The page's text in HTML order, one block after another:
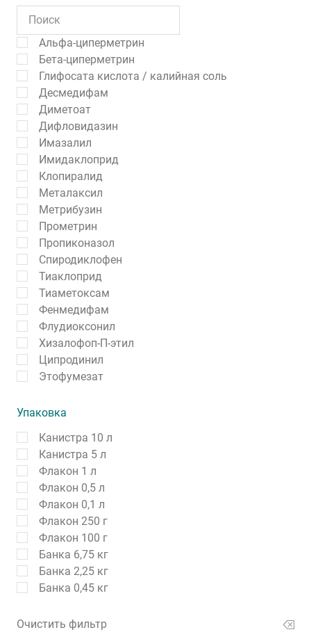
Альфа-циперметрин
Бета-циперметрин
Глифосата кислота / калийная соль
Десмедифам
Диметоат
Дифловидазин
Имазалил
Имидаклоприд
Клопиралид
Металаксил
Метрибузин
Прометрин
Пропиконазол
Спиродиклофен
Тиаклоприд
Тиаметоксам
Фенмедифам
Флудиоксонил
Хизалофоп-П-этил
Ципродинил
Этофумезат
Упаковка
Канистра 10 л
Канистра 5 л
Флакон 1 л
Флакон 0,5 л
Флакон 0,1 л
Флакон 250 г
Флакон 100 г
Банка 6,75 кг
Банка 2,25 кг
Банка 0,45 кг
Очистить фильтр